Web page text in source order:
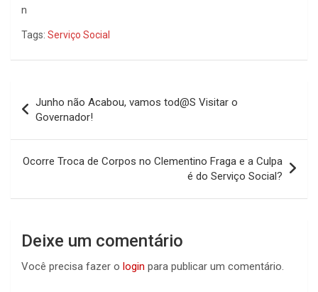
n
Tags: Serviço Social
de
Post
Junho não Acabou, vamos tod@S Visitar o
Governador!
Ocorre Troca de Corpos no Clementino Fraga e a Culpa
é do Serviço Social?
Deixe um comentário
Você precisa fazer o login para publicar um comentário.